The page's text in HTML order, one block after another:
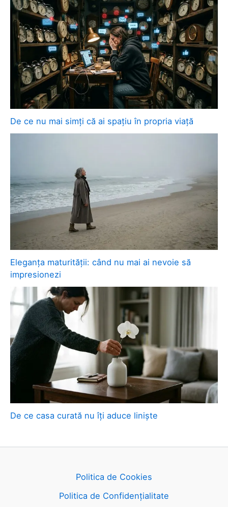
De ce nu mai simți că ai spațiu în propria viață
Eleganța maturității: când nu mai ai nevoie să
impresionezi
De ce casa curată nu îți aduce liniște
Politica de Cookies
Politica de Confidențialitate